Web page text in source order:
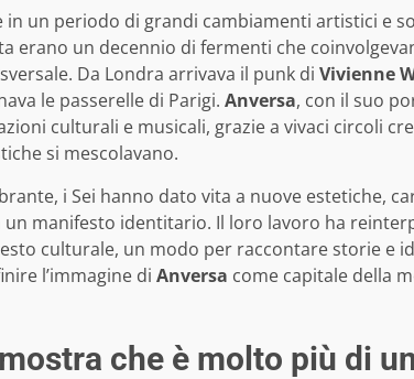
in un periodo di grandi cambiamenti artistici e
erano un decennio di fermenti che
Da Londra arrivava il punk di Vivienne
le passerelle di Parigi. Anversa, con il suo
culturali e musicali, grazie a vivaci circoli
si mescolavano.
i Sei hanno dato vita a nuove estetiche,
un manifesto identitario. Il loro lavoro ha
culturale, un modo per raccontare storie e
l’immagine di Anversa come capitale della
che è molto più di